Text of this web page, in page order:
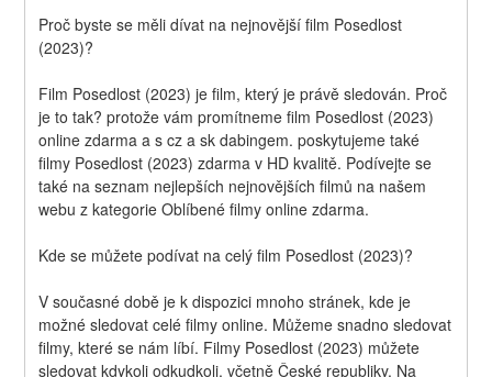
Proč byste se měli dívat na nejnovější film Posedlost
(2023)?
Film Posedlost (2023) je film, který je právě sledován. Proč
je to tak? protože vám promítneme film Posedlost (2023)
online zdarma a s cz a sk dabingem. poskytujeme také
filmy Posedlost (2023) zdarma v HD kvalitě. Podívejte se
také na seznam nejlepších nejnovějších filmů na našem
webu z kategorie Oblíbené filmy online zdarma.
Kde se můžete podívat na celý film Posedlost (2023)?
V současné době je k dispozici mnoho stránek, kde je
možné sledovat celé filmy online. Můžeme snadno sledovat
filmy, které se nám líbí. Filmy Posedlost (2023) můžete
sledovat kdykoli odkudkoli, včetně České republiky. Na